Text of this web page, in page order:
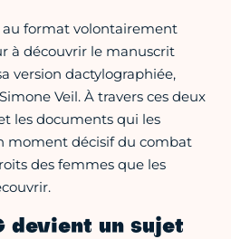
au format volontairement
à découvrir le manuscrit
version dactylographiée,
Veil. À travers ces deux
les documents qui les
moment décisif du combat
des femmes que les
devient un sujet